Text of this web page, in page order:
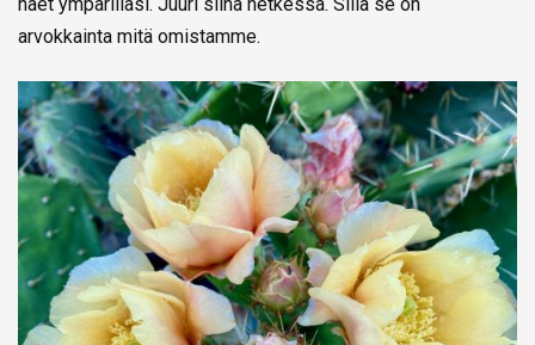
arvokkainta mitä omistamme.